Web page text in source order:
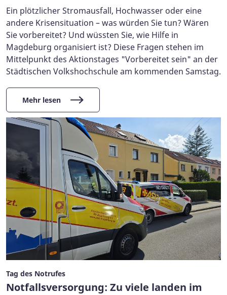
Ein plötzlicher Stromausfall, Hochwasser oder eine
andere Krisensituation – was würden Sie tun? Wären
Sie vorbereitet? Und wüssten Sie, wie Hilfe in
Magdeburg organisiert ist? Diese Fragen stehen im
Mittelpunkt des Aktionstages "Vorbereitet sein" an der
Städtischen Volkshochschule am kommenden Samstag.
Mehr lesen
Tag des Notrufes
Notfallsversorgung: Zu viele landen im